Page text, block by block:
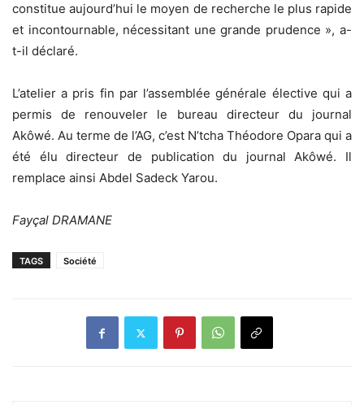
constitue aujourd’hui le moyen de recherche le plus rapide
et incontournable, nécessitant une grande prudence », a-
t-il déclaré.
L’atelier a pris fin par l’assemblée générale élective qui a
permis de renouveler le bureau directeur du journal
Akôwé. Au terme de l’AG, c’est N’tcha Théodore Opara qui a
été élu directeur de publication du journal Akôwé. Il
remplace ainsi Abdel Sadeck Yarou.
Fayçal DRAMANE
TAGS Société